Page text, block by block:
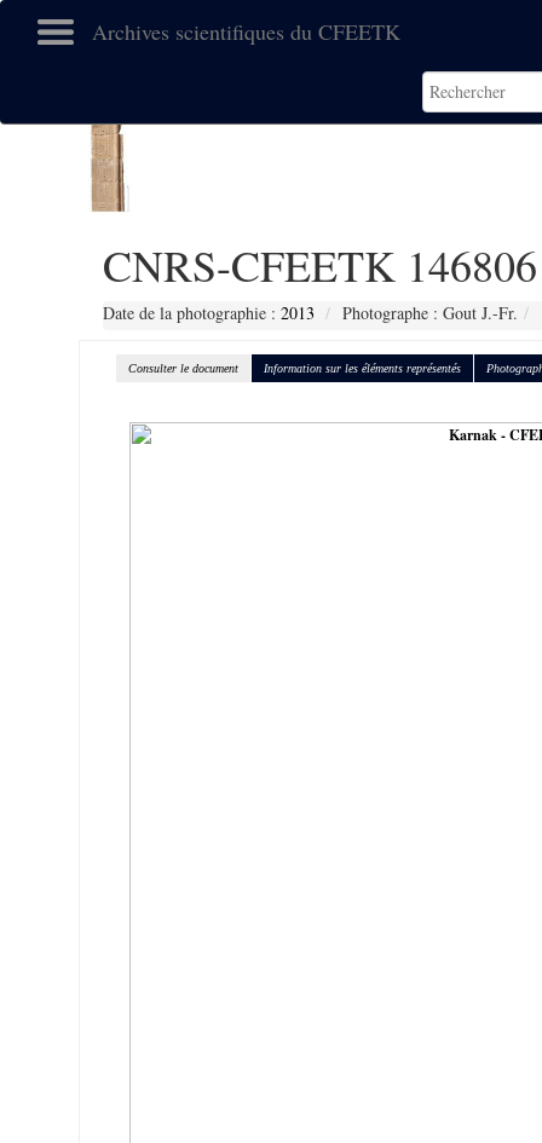
Archives scientifiques du CFEETK
CNRS-CFEETK 146806
Date de la photographie : 2013 Photographe : Gout J.-Fr.
Consulter le document Information sur les éléments représentés